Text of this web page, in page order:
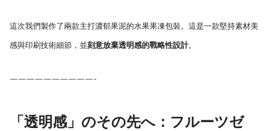
這次我們製作了兩款主打濃郁果泥的水果果凍包裝。這是一款堅持素材美
感與印刷技術細節，並刻意放棄透明感的戰略性設計。
——————————-
「透明感」のその先へ：フルーツゼ